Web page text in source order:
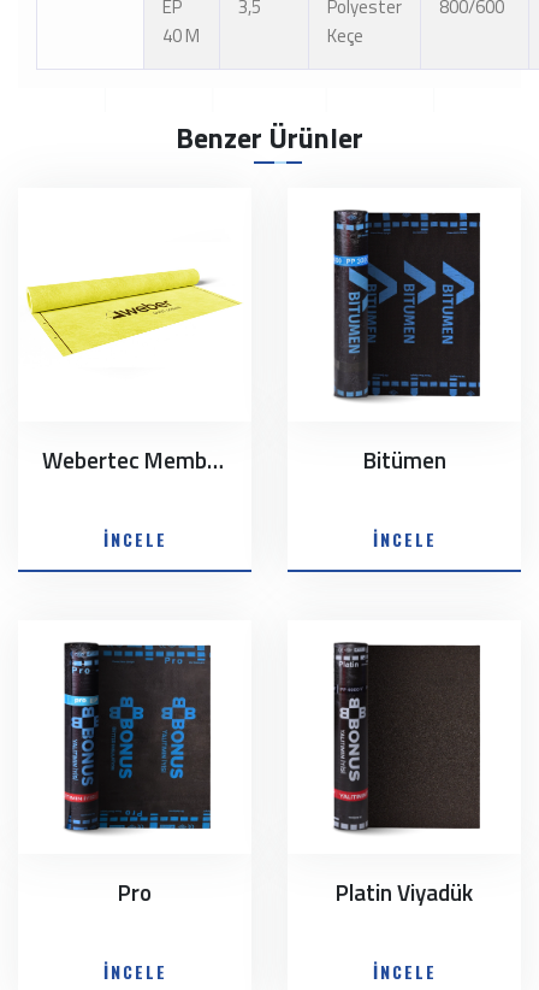
EP
40 M
3,5
Polyester
Keçe
800/600
Benzer Ürünler
Webertec Membrane
İNCELE
Bitümen
İNCELE
Pro
İNCELE
Platin Viyadük
İNCELE